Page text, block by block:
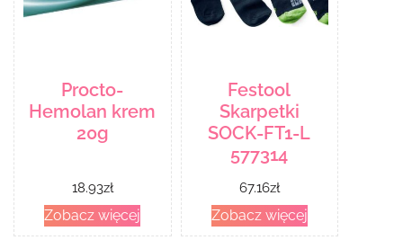
Procto-
Hemolan krem
20g
18.93zł
Zobacz więcej
Festool
Skarpetki
SOCK-FT1-L
577314
67.16zł
Zobacz więcej